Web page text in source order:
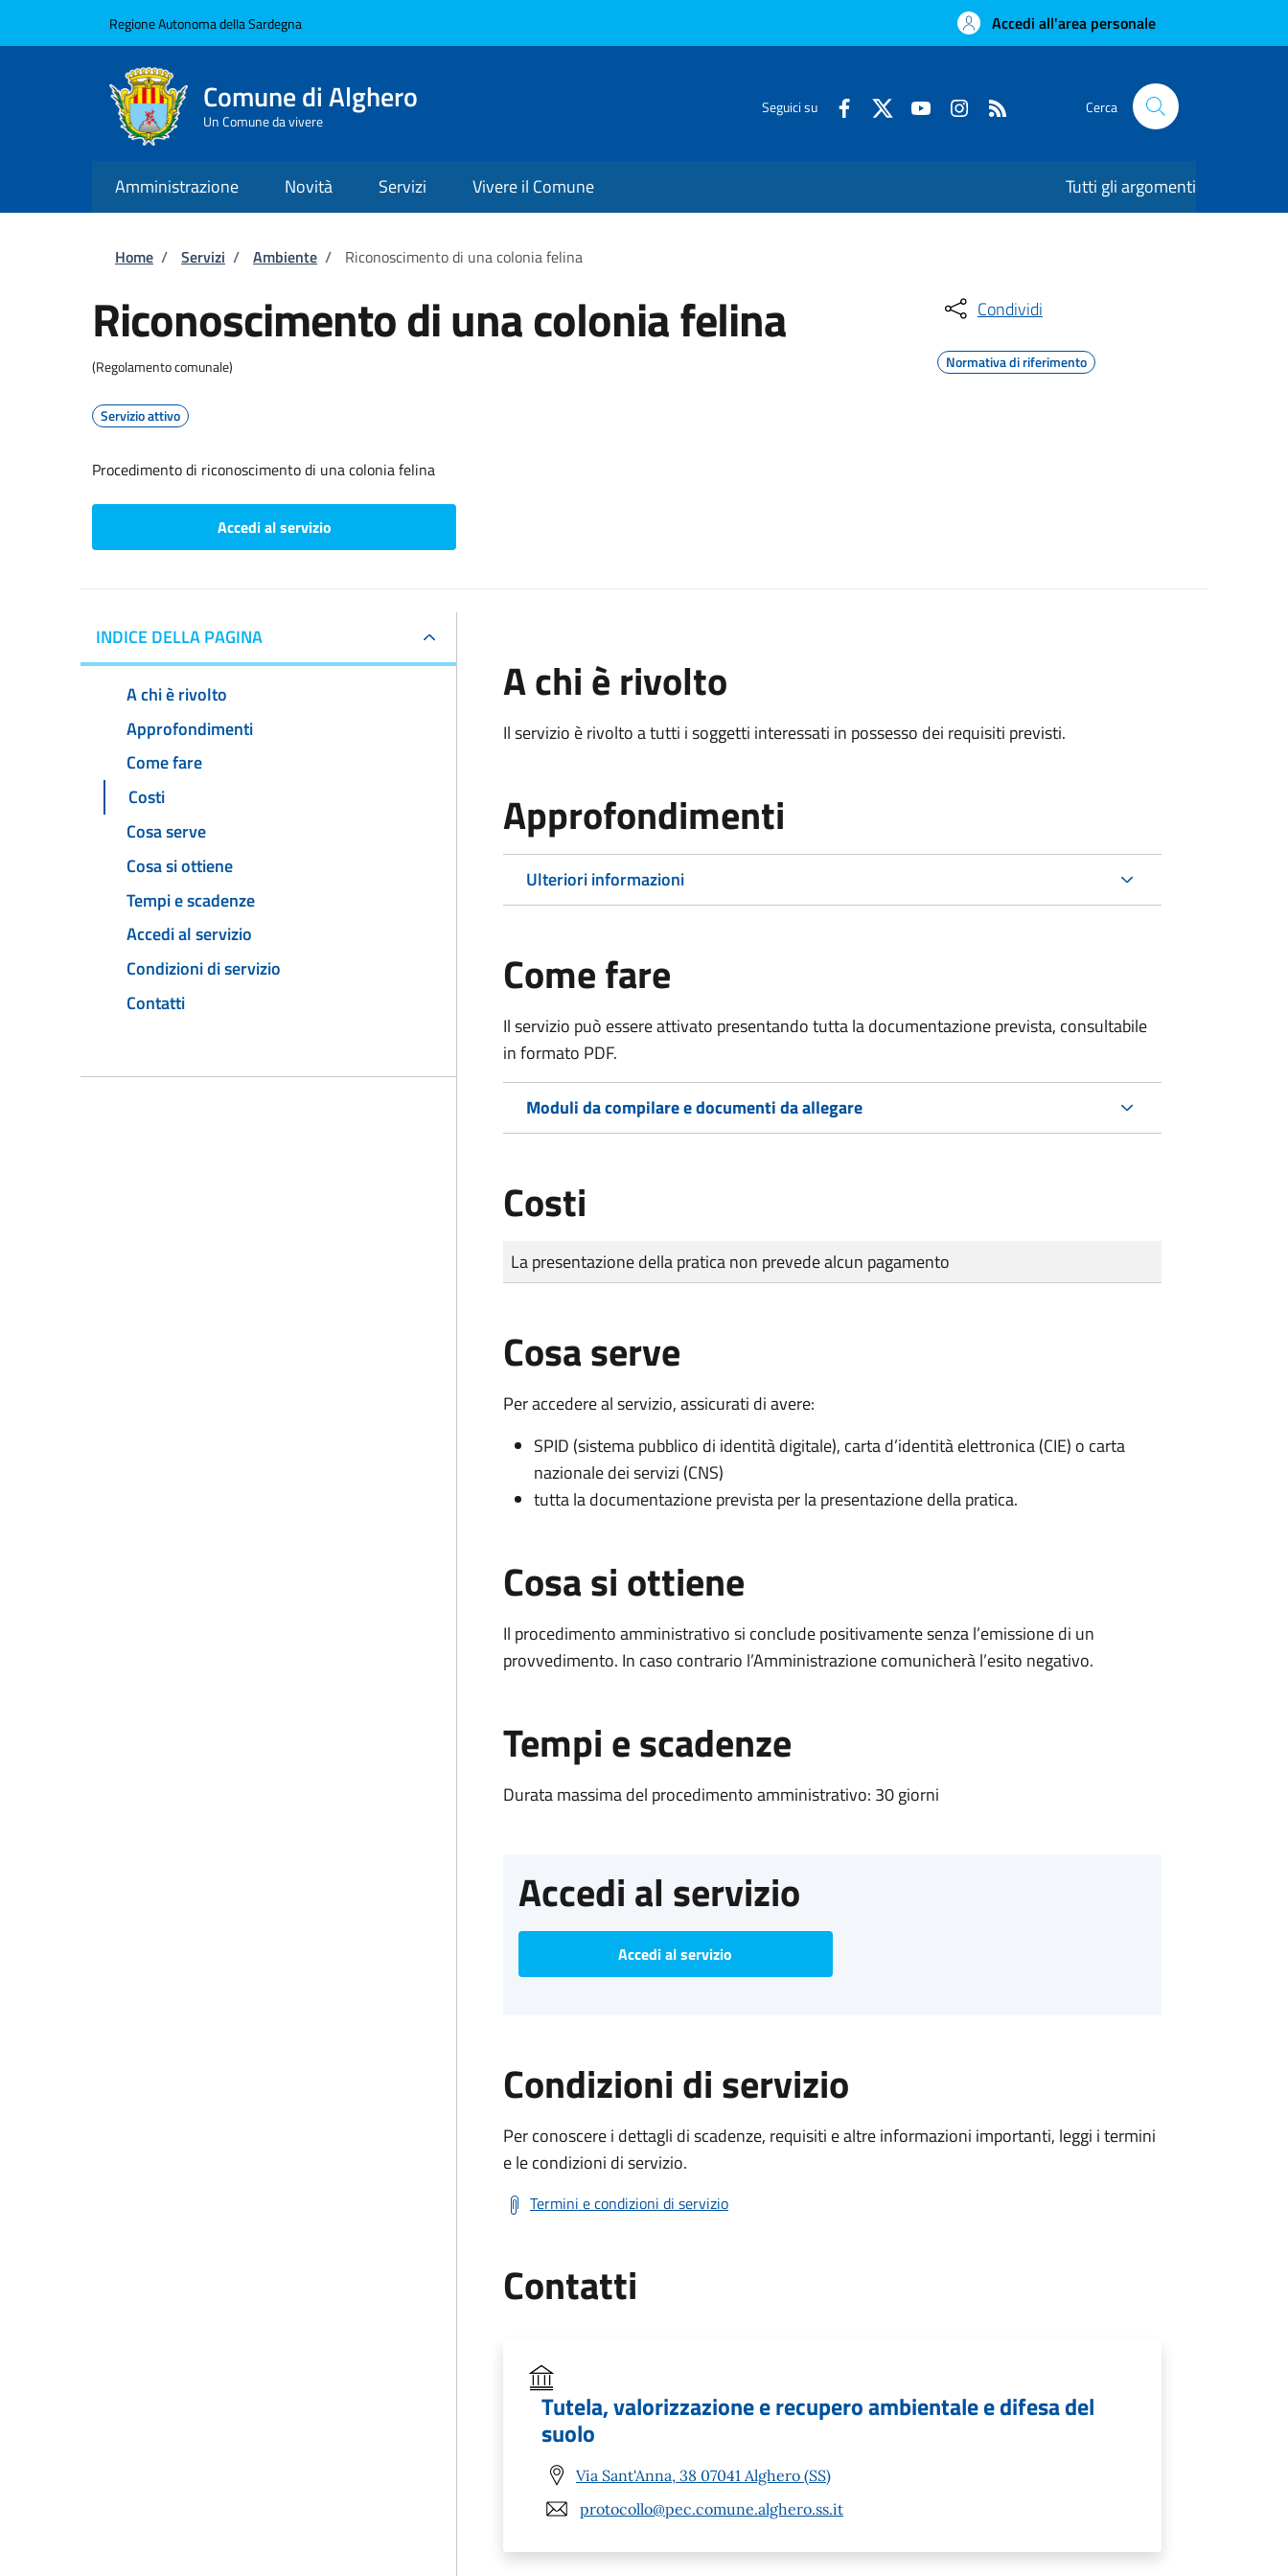
Regione Autonoma della Sardegna Accedi all'area personale
Comune di Alghero
Un Comune da vivere
Seguici su Cerca
Amministrazione Novità Servizi Vivere il Comune Tutti gli argomenti
Briciole di pane
Home / Servizi / Ambiente / Riconoscimento di una colonia felina
Riconoscimento di una colonia felina
(Regolamento comunale)
Servizio attivo
Procedimento di riconoscimento di una colonia felina
Accedi al servizio
Condividi
Normativa di riferimento
INDICE DELLA PAGINA
A chi è rivolto
Approfondimenti
Come fare
Costi
Cosa serve
Cosa si ottiene
Tempi e scadenze
Accedi al servizio
Condizioni di servizio
Contatti
A chi è rivolto
Il servizio è rivolto a tutti i soggetti interessati in possesso dei requisiti previsti.
Approfondimenti
Ulteriori informazioni
Come fare
Il servizio può essere attivato presentando tutta la documentazione prevista, consultabile
in formato PDF.
Moduli da compilare e documenti da allegare
Costi
Tipo di pagamento
Importo
La presentazione della pratica non prevede alcun pagamento
Cosa serve
Per accedere al servizio, assicurati di avere:
SPID (sistema pubblico di identità digitale), carta d’identità elettronica (CIE) o carta
nazionale dei servizi (CNS)
tutta la documentazione prevista per la presentazione della pratica.
Cosa si ottiene
Il procedimento amministrativo si conclude positivamente senza l’emissione di un
provvedimento. In caso contrario l’Amministrazione comunicherà l’esito negativo.
Tempi e scadenze
Durata massima del procedimento amministrativo: 30 giorni
Accedi al servizio
Accedi al servizio
Condizioni di servizio
Per conoscere i dettagli di scadenze, requisiti e altre informazioni importanti, leggi i termini
e le condizioni di servizio.
Termini e condizioni di servizio
Contatti
Tutela, valorizzazione e recupero ambientale e difesa del
suolo
Via Sant'Anna, 38 07041 Alghero (SS)
protocollo@pec.comune.alghero.ss.it